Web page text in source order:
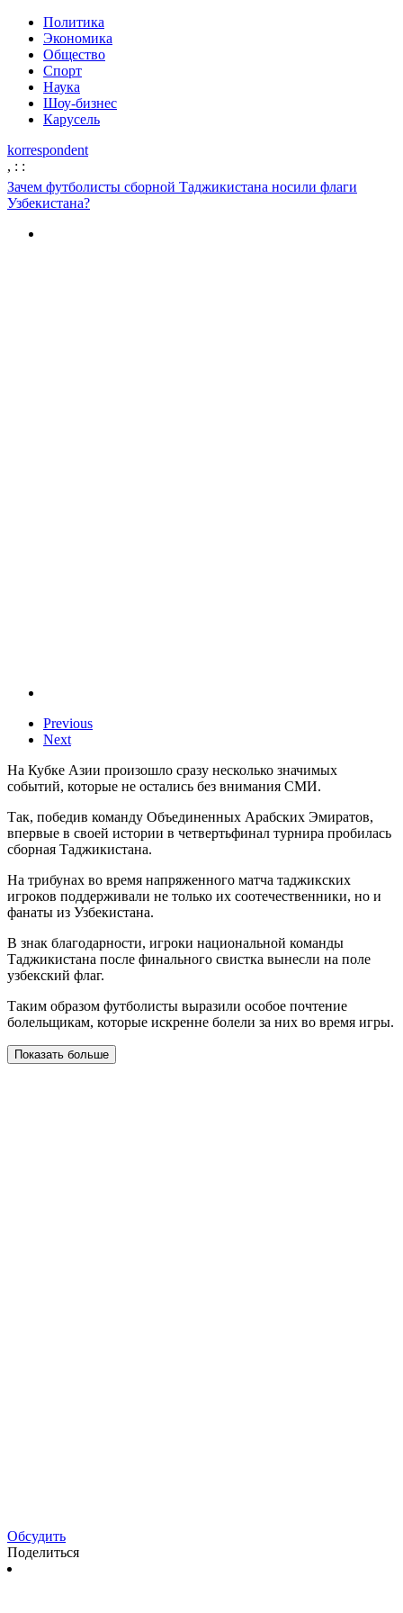
Политика
Экономика
Общество
Спорт
Наука
Шоу-бизнес
Карусель
korrespondent
, : :
Зачем футболисты сборной Таджикистана носили флаги
Узбекистана?
Previous
Next
На Кубке Азии произошло сразу несколько значимых
событий, которые не остались без внимания СМИ.
Так, победив команду Объединенных Арабских Эмиратов,
впервые в своей истории в четвертьфинал турнира пробилась
сборная Таджикистана.
На трибунах во время напряженного матча таджикских
игроков поддерживали не только их соотечественники, но и
фанаты из Узбекистана.
В знак благодарности, игроки национальной команды
Таджикистана после финального свистка вынесли на поле
узбекский флаг.
Таким образом футболисты выразили особое почтение
болельщикам, которые искренне болели за них во время игры.
Показать больше
Обсудить
Поделиться